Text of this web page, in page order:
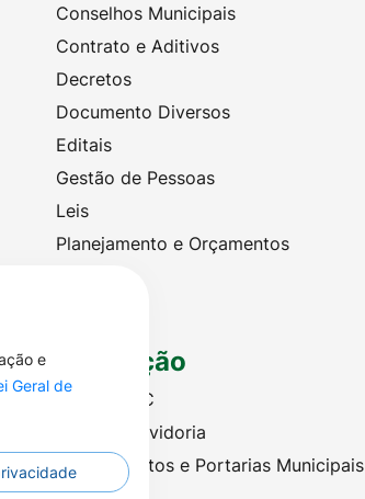
Conselhos Municipais
Contrato e Aditivos
Decretos
Documento Diversos
Editais
Gestão de Pessoas
Leis
Planejamento e Orçamentos
Legislação
Criação SIC
Criação Ouvidoria
Leis, Decretos e Portarias Municipais
e
Geral de